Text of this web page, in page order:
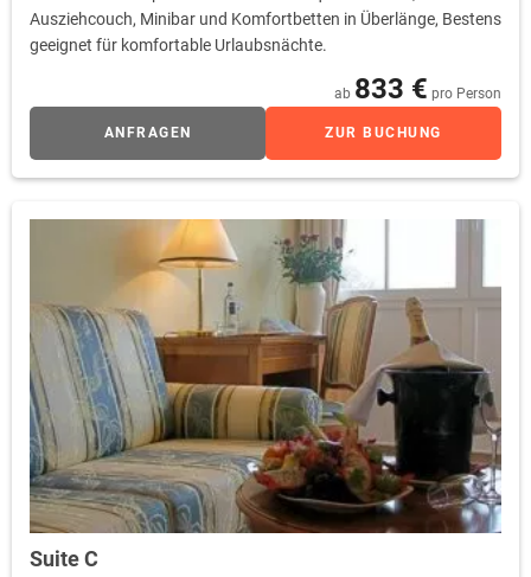
Ausziehcouch, Minibar und Komfortbetten in Überlänge, Bestens
geeignet für komfortable Urlaubsnächte.
ab 833 € pro Person
ANFRAGEN ZUR BUCHUNG
Suite C